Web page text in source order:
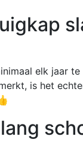
elk jaar
is het